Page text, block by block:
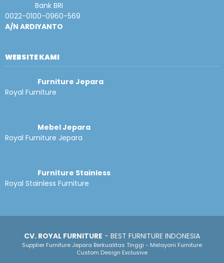
Bank BRI
0022-0100-0960-569
A/N ARDIYANTO
WEBSITE KAMI
Furniture Jepara
Royal Furniture
Mebel Jepara
Royal Furniture Jepara
Furniture Stainless
Royal Stainless Furniture
CV. ROYAL FURNITURE - BEST FURNITURE INDONESIA
Supplier Furniture Jepara Berkualitas Tinggi - Melayani Furniture
Custom Design Exclusive